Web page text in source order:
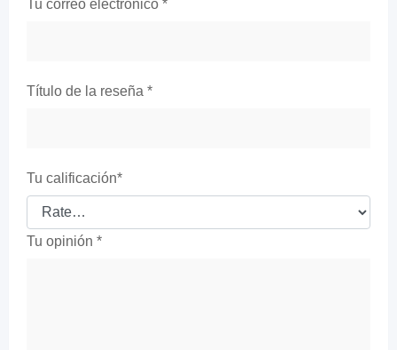
Tu correo electrónico *
Título de la reseña *
Tu calificación*
Tu opinión *